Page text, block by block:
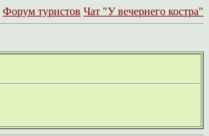
Форум туристов Чат "У вечернего костра"